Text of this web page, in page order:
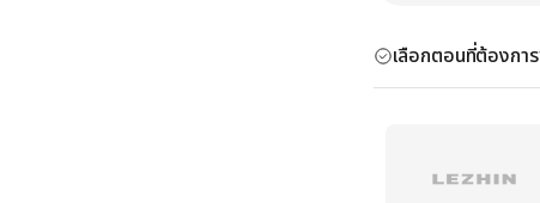
เลือกตอนที่ต้องกา